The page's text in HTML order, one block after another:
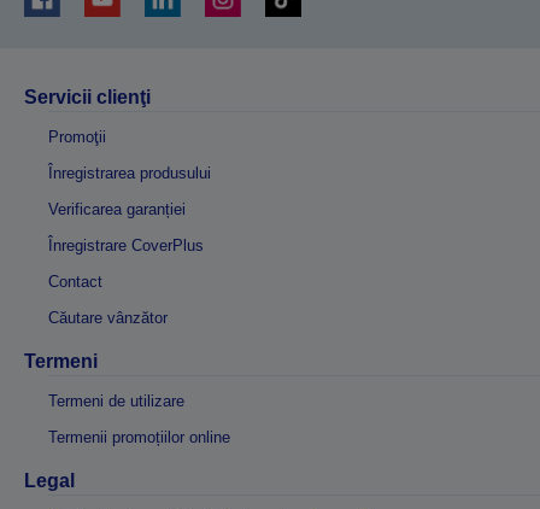
Servicii clienţi
Promoţii
Înregistrarea produsului
Verificarea garanției
Înregistrare CoverPlus
Contact
Căutare vânzător
Termeni
Termeni de utilizare
Termenii promoțiilor online
Legal